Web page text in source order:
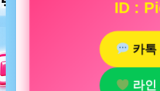
ID :
카톡
라인